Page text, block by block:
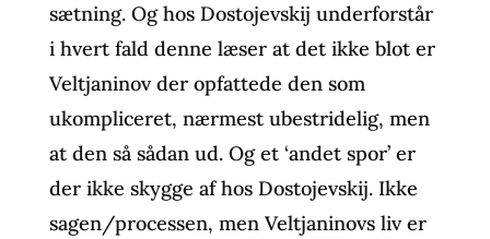
sætning. Og hos Dostojevskij underforstår
i hvert fald denne læser at det ikke blot er
Veltjaninov der opfattede den som
ukompliceret, nærmest ubestridelig, men
at den så sådan ud. Og et ‘andet spor’ er
der ikke skygge af hos Dostojevskij. Ikke
sagen/processen, men Veltjaninovs liv er